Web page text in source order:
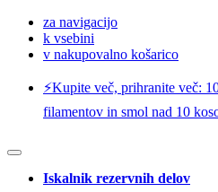
za navigacijo
k vsebini
v nakupovalno košarico
⚡️Kupite več, prihranite več:
filamentov in smol nad 10
Iskalnik rezervnih delov